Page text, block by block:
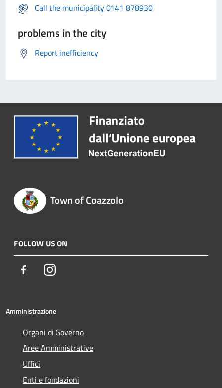
Call the municipality 0141 878930
problems in the city
Report inefficiency
Town of Coazzolo
FOLLOW US ON
FacebookInstagram
Amministrazione
Organi di Governo
Aree Amministrative
Uffici
Enti e fondazioni